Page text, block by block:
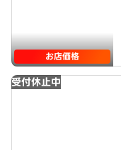
お店価格
受付休止中